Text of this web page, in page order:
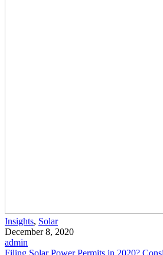
Insights, Solar
December 8, 2020
admin
Filing Solar Power Permits in 2020?